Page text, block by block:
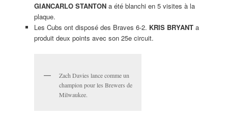
GIANCARLO STANTONa été blanchi en 5 visites à la
plaque.
Les Cubs ont disposé des Braves 6-2. KRIS BRYANTa
produit deux points avec son 25e circuit.
Zach Davies lance comme un
champion pour les Brewers de
Milwaukee.